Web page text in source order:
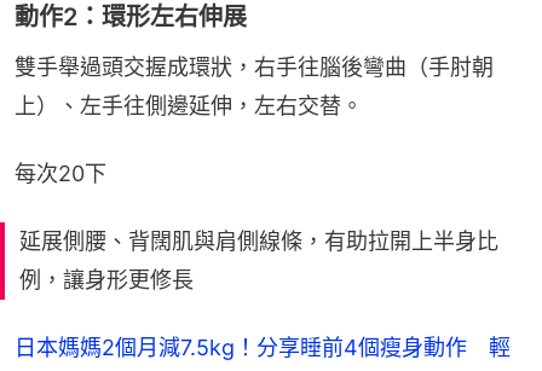
動作2：環形左右伸展
雙手舉過頭交握成環狀，右手往腦後彎曲（手肘朝
上）、左手往側邊延伸，左右交替。
每次20下
延展側腰、背闊肌與肩側線條，有助拉開上半身比
例，讓身形更修長
日本媽媽2個月減7.5kg！分享睡前4個瘦身動作 輕